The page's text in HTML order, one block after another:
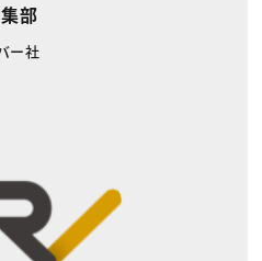
部
ー社